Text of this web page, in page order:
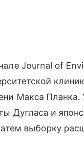
Journal of
Макса
Дугласа и
выборку